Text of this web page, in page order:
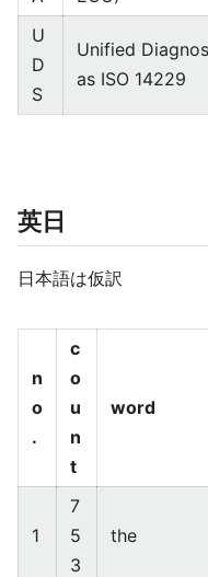
U
D
S
Unified
as ISO 14229
英日
日本語は仮訳
n
o
.
c
o
u
n
t
word
1
7
5
3
the